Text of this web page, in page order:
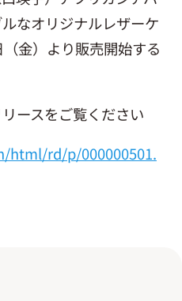
なオリジナルレザーケ
金）より販売開始する
ースをご覧ください
rd/p/000000501.